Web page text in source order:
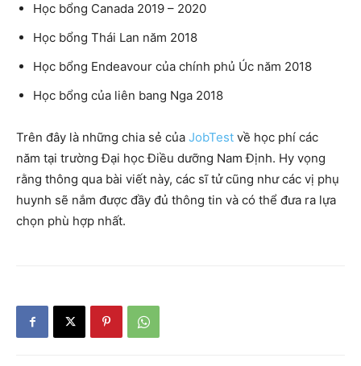
Học bổng Canada 2019 – 2020
Học bổng Thái Lan năm 2018
Học bổng Endeavour của chính phủ Úc năm 2018
Học bổng của liên bang Nga 2018
Trên đây là những chia sẻ của JobTest về học phí các
năm tại trường Đại học Điều dưỡng Nam Định. Hy vọng
rằng thông qua bài viết này, các sĩ tử cũng như các vị phụ
huynh sẽ nắm được đầy đủ thông tin và có thể đưa ra lựa
chọn phù hợp nhất.